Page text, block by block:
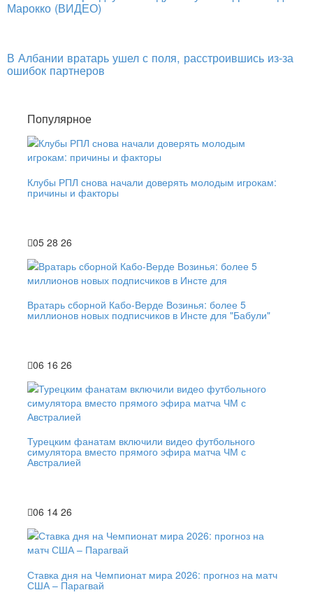
Марокко (ВИДЕО)
В Албании вратарь ушел с поля, расстроившись из-за
ошибок партнеров
Популярное
Клубы РПЛ снова начали доверять молодым игрокам:
причины и факторы
05 28 26
Вратарь сборной Кабо-Верде Возинья: более 5
миллионов новых подписчиков в Инсте для "Бабули"
06 16 26
Турецким фанатам включили видео футбольного
симулятора вместо прямого эфира матча ЧМ с
Австралией
06 14 26
Ставка дня на Чемпионат мира 2026: прогноз на матч
США – Парагвай